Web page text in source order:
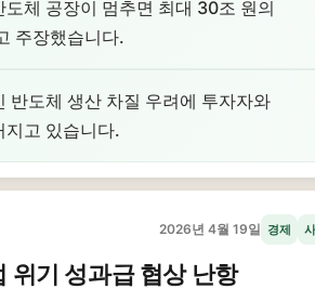
도체 공장이 멈추면 최대 30조 원의
주장했습니다.
반도체 생산 차질 우려에 투자자와
지고 있습니다.
2026년 4월 19일 경제
위기 성과급 협상 난항